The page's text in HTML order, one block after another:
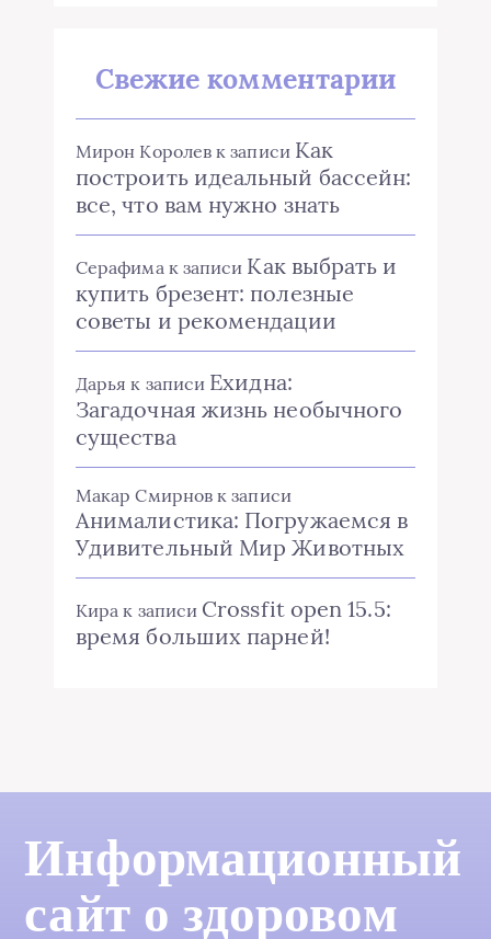
Свежие комментарии
Мирон Королев к записи Как
построить идеальный бассейн:
все, что вам нужно знать
Серафима к записи Как выбрать и
купить брезент: полезные
советы и рекомендации
Дарья к записи Ехидна:
Загадочная жизнь необычного
существа
Макар Смирнов к записи
Анималистика: Погружаемся в
Удивительный Мир Животных
Кира к записи Crossfit open 15.5:
время больших парней!
Информационный
сайт о здоровом